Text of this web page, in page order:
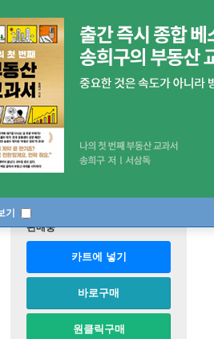
기
[ EPUB ]
판매중
카트에 넣기
바로구매
원클릭구매